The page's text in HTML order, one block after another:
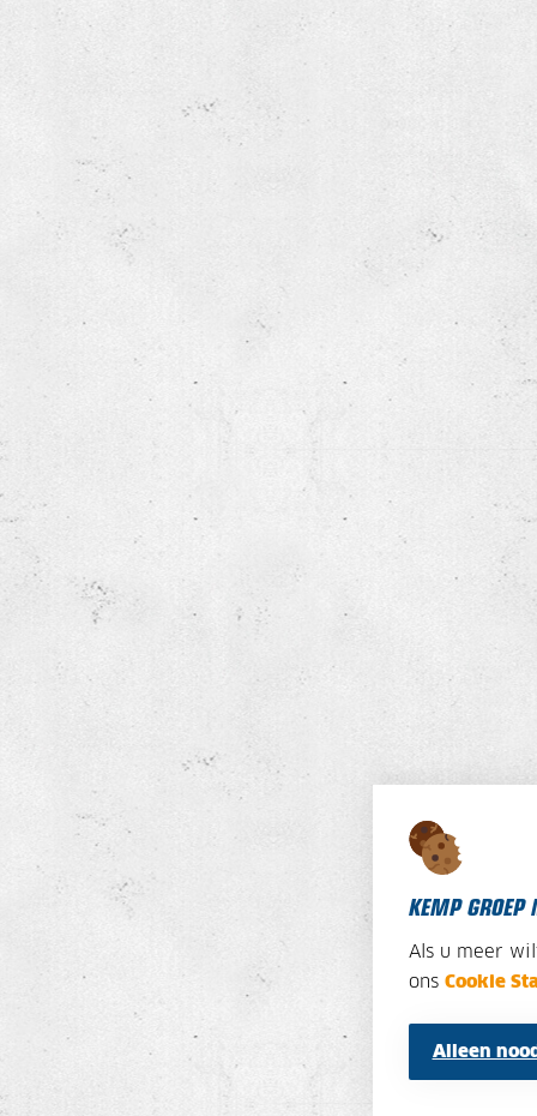
KEMP GROEP
Als u meer
ons Cookie
Alleen